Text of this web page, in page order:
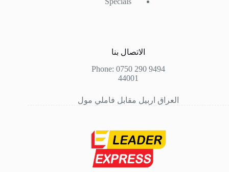
الاتصال بنا
Phone: 0750 290 9494
44001
العراق اربيل مقابل فاملي مول